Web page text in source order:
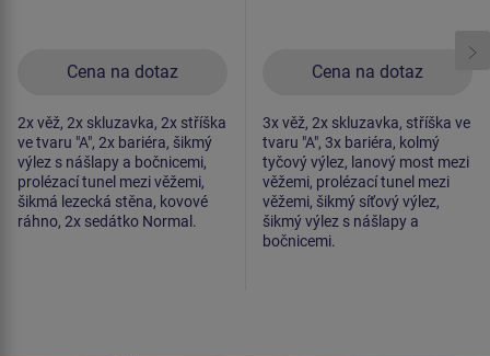
Cena na dotaz
2x věž, 2x skluzavka, 2x stříška
ve tvaru "A", 2x bariéra, šikmý
výlez s nášlapy a bočnicemi,
prolézací tunel mezi věžemi,
šikmá lezecká stěna, kovové
ráhno, 2x sedátko Normal.
Cena na dotaz
3x věž, 2x skluzavka, stříška ve
tvaru "A", 3x bariéra, kolmý
tyčový výlez, lanový most mezi
věžemi, prolézací tunel mezi
věžemi, šikmý síťový výlez,
šikmý výlez s nášlapy a
bočnicemi.